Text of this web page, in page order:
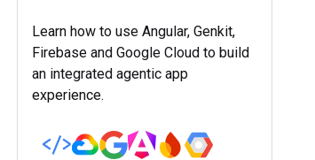
Learn how to use Angular, Genkit,
Firebase and Google Cloud to build
an integrated agentic app
experience.